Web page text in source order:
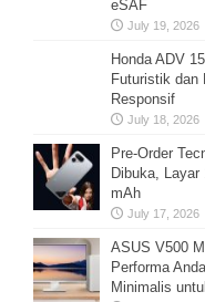
eSAF
July 19, 2026
Honda ADV
Futuristik dan
Responsif
July 18, 2026
Pre-Order
Dibuka,
mAh
July 17, 2026
ASUS V500
Performa
Minimalis